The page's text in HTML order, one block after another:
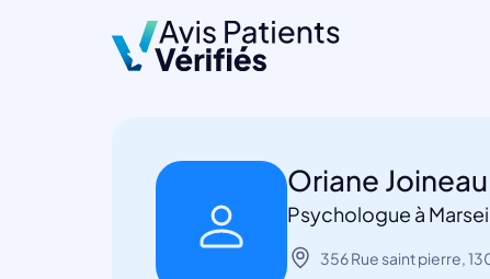
Oriane Joineau
Psychologue à
356 Rue saint pierre,